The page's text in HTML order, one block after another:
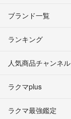
ブランド一覧
ランキング
人気商品チャンネル
ラクマplus
ラクマ最強鑑定